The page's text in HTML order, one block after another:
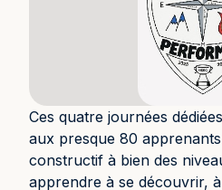
Ces quatre journées
aux presque 80
constructif à bien des
apprendre à se découvrir,